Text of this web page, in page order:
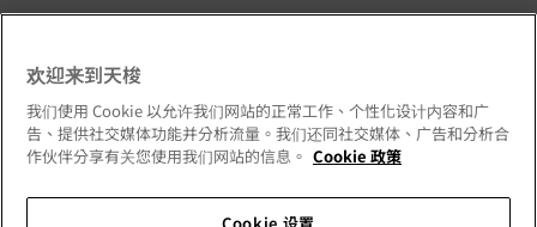
我們的品牌承諾
欢迎来到天梭
我们使用 Cookie 以允许我们网站的正常工作、个性化设计内容和广
告、提供社交媒体功能并分析流量。我们还同社交媒体、广告和分析合
作伙伴分享有关您使用我们网站的信息。 Cookie 政策